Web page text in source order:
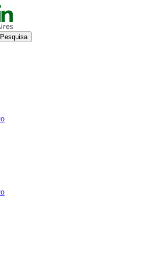
de Tecnología
Pesquisa